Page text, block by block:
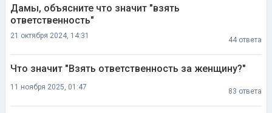
Дамы, объясните что значит "взять
ответственность"
21 октября 2024, 14:31
44 ответа
Что значит "Взять ответственность за женщину?"
11 ноября 2025, 01:47
83 ответа